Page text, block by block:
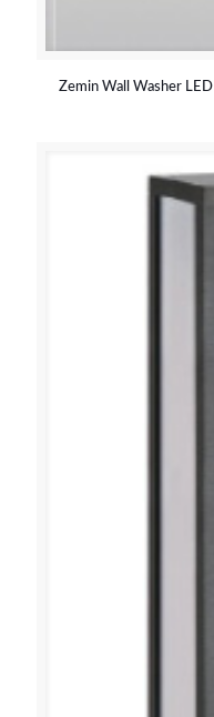
Zemin Wall Washer LED